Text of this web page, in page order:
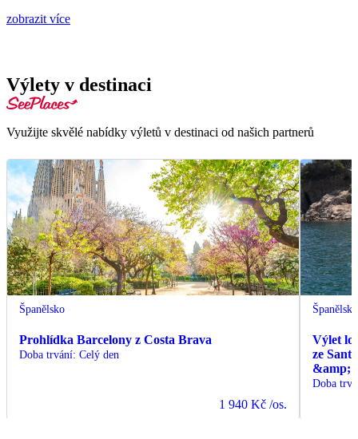
zobrazit více
Výlety v destinaci
Využijte skvělé nabídky výletů v destinaci od našich partnerů
Španělsko
Prohlídka Barcelony z Costa Brava
Doba trvání: Celý den
1 940 Kč /os.
Španělsko
Výlet
ze
&amp;
Doba